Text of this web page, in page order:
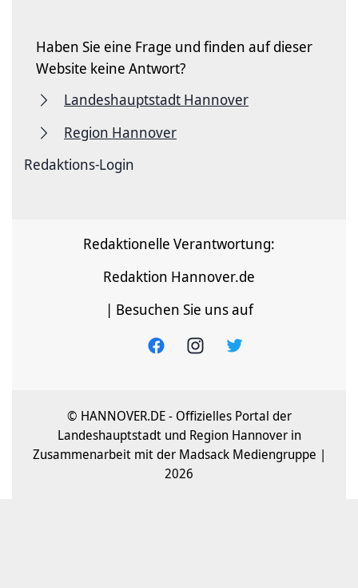
Haben Sie eine Frage und finden auf dieser
Website keine Antwort?
Landeshauptstadt Hannover
Region Hannover
Redaktions-Login
Redaktionelle Verantwortung:
Redaktion Hannover.de
| Besuchen Sie uns auf
© HANNOVER.DE - Offizielles Portal der
Landeshauptstadt und Region Hannover in
Zusammenarbeit mit der Madsack Mediengruppe |
2026